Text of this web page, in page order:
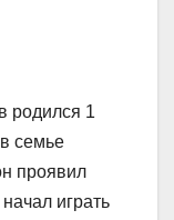
родился 1
семье
проявил
играть